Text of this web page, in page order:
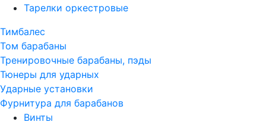
Тарелки оркестровые
Тимбалес
Том барабаны
Тренировочные барабаны, пэды
Тюнеры для ударных
Ударные установки
Фурнитура для барабанов
Винты